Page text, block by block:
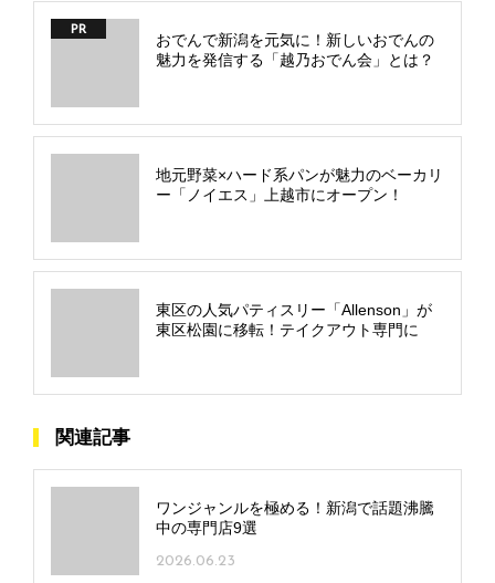
PR
おでんで新潟を元気に！新しいおでんの
魅力を発信する「越乃おでん会」とは？
地元野菜×ハード系パンが魅力のベーカリ
ー「ノイエス」上越市にオープン！
東区の人気パティスリー「Allenson」が
東区松園に移転！テイクアウト専門に
関連記事
ワンジャンルを極める！新潟で話題沸騰
中の専門店9選
2026.06.23